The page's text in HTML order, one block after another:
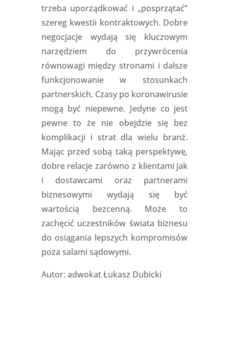
trzeba uporządkować i „posprzątać”
szereg kwestii kontraktowych. Dobre
negocjacje wydają się kluczowym
narzędziem do przywrócenia
równowagi między stronami i dalsze
funkcjonowanie w stosunkach
partnerskich. Czasy po koronawirusie
mogą być niepewne. Jedyne co jest
pewne to że nie obejdzie się bez
komplikacji i strat dla wielu branż.
Mając przed sobą taką perspektywę,
dobre relacje zarówno z klientami jak
i dostawcami oraz partnerami
biznesowymi wydają się być
wartością bezcenną. Może to
zachęcić uczestników świata biznesu
do osiągania lepszych kompromisów
poza salami sądowymi.
Autor: adwokatŁukasz Dubicki